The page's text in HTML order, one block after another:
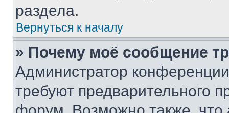
раздела.
Вернуться к началу
» Почему моё сообщение
Администратор
требуют предварительного